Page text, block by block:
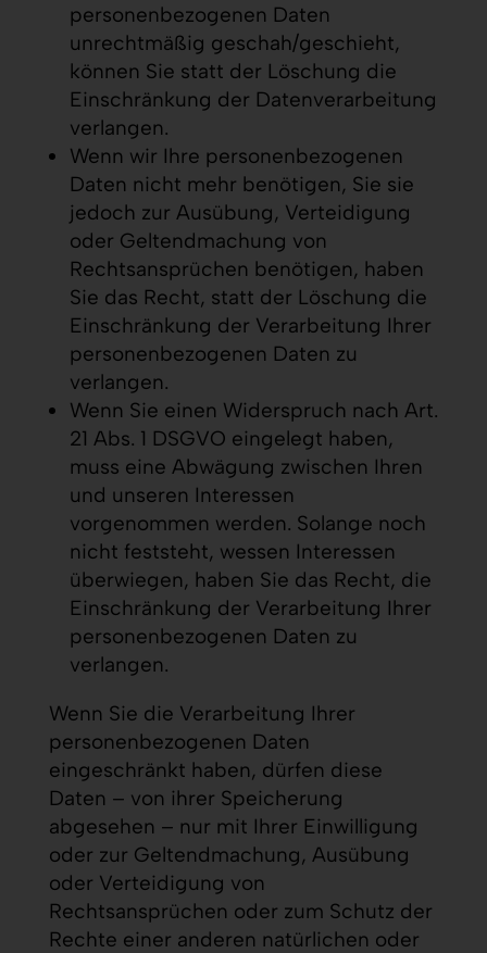
personenbezogenen Daten
unrechtmäßig geschah/geschieht,
können Sie statt der Löschung die
Einschränkung der Datenverarbeitung
verlangen.
Wenn wir Ihre personenbezogenen
Daten nicht mehr benötigen, Sie sie
jedoch zur Ausübung, Verteidigung
oder Geltendmachung von
Rechtsansprüchen benötigen, haben
Sie das Recht, statt der Löschung die
Einschränkung der Verarbeitung Ihrer
personenbezogenen Daten zu
verlangen.
Wenn Sie einen Widerspruch nach Art.
21 Abs. 1 DSGVO eingelegt haben,
muss eine Abwägung zwischen Ihren
und unseren Interessen
vorgenommen werden. Solange noch
nicht feststeht, wessen Interessen
überwiegen, haben Sie das Recht, die
Einschränkung der Verarbeitung Ihrer
personenbezogenen Daten zu
verlangen.
Wenn Sie die Verarbeitung Ihrer
personenbezogenen Daten
eingeschränkt haben, dürfen diese
Daten – von ihrer Speicherung
abgesehen – nur mit Ihrer Einwilligung
oder zur Geltendmachung, Ausübung
oder Verteidigung von
Rechtsansprüchen oder zum Schutz der
Rechte einer anderen natürlichen oder